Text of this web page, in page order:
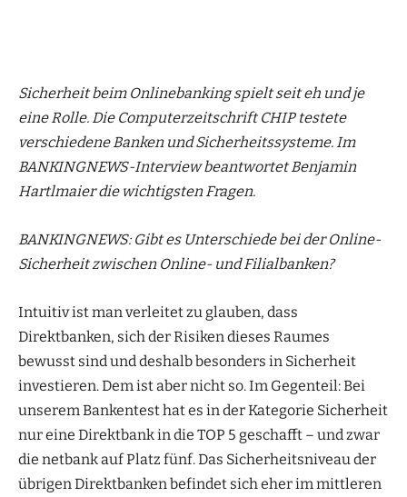
Sicherheit beim Onlinebanking spielt seit eh und je
eine Rolle. Die Computerzeitschrift CHIP testete
verschiedene Banken und Sicherheitssysteme. Im
BANKINGNEWS-Interview beantwortet Benjamin
Hartlmaier die wichtigsten Fragen.
BANKINGNEWS: Gibt es Unterschiede bei der Online-
Sicherheit zwischen Online- und Filialbanken?
Intuitiv ist man verleitet zu glauben, dass
Direktbanken, sich der Risiken dieses Raumes
bewusst sind und deshalb besonders in Sicherheit
investieren. Dem ist aber nicht so. Im Gegenteil: Bei
unserem Bankentest hat es in der Kategorie Sicherheit
nur eine Direktbank in die TOP 5 geschafft – und zwar
die netbank auf Platz fünf. Das Sicherheitsniveau der
übrigen Direktbanken befindet sich eher im mittleren